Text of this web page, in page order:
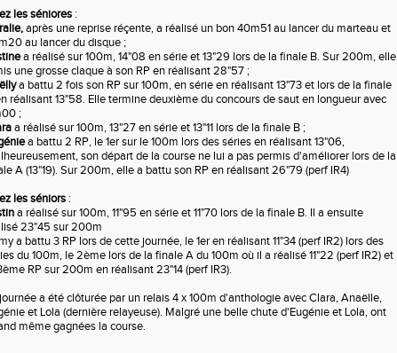
les séniores :
après une reprise réçente, a réalisé un bon 40m51 au lancer du marteau et
au lancer du disque ;
a réalisé sur 100m, 14"08 en série et 13"29 lors de la finale B. Sur 200m, elle
une grosse claque à son RP en réalisant 28"57 ;
a battu 2 fois son RP sur 100m, en série en réalisant 13"73 et lors de la finale
réalisant 13"58. Elle termine deuxième du concours de saut en longueur avec
;
a réalisé sur 100m, 13"27 en série et 13"11 lors de la finale B ;
a battu 2 RP, le 1er sur le 100m lors des séries en réalisant 13"06,
son départ de la course ne lui a pas permis d'améliorer lors de la
A (13"19). Sur 200m, elle a battu son RP en réalisant 26"79 (perf IR4)
les séniors :
a réalisé sur 100m, 11"95 en série et 11"70 lors de la finale B. Il a ensuite
23"45 sur 200m
a battu 3 RP lors de cette journée, le 1er en réalisant 11"34 (perf IR2) lors des
du 100m, le 2ème lors de la finale A du 100m où il a réalisé 11"22 (perf IR2) et
RP sur 200m en réalisant 23"14 (perf IR3).
a été clôturée par un relais 4 x 100m d'anthologie avec Clara, Anaëlle,
et Lola (dernière relayeuse). Malgré une belle chute d'Eugénie et Lola, ont
même gagnées la course.